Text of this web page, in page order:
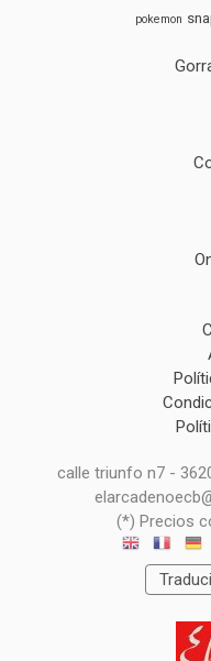
pokemon
calle triunfo n7 -
(*) Precios